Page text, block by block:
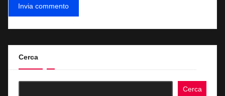
Cerca
Cerca